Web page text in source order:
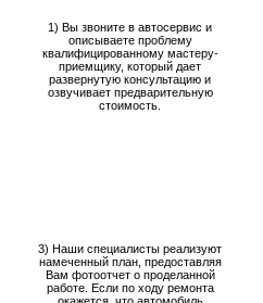
1) Вы звоните в автосервис и
описываете проблему
квалифицированному мастеру-
приемщику, который дает
развернутую консультацию и
озвучивает предварительную
стоимость.
3) Наши специалисты реализуют
намеченный план, предоставляя
Вам фотоотчет о проделанной
работе. Если по ходу ремонта